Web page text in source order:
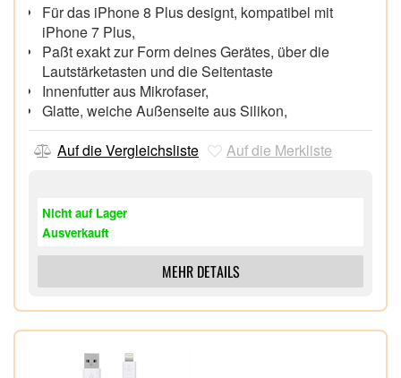
Für das iPhone 8 Plus designt, kompatibel mit
iPhone 7 Plus,
Paßt exakt zur Form deines Gerätes, über die
Lautstärketasten und die Seitentaste
Innenfutter aus Mikrofaser,
Glatte, weiche Außenseite aus Silikon,
Auf die Vergleichsliste
Auf die Merkliste
Nicht auf Lager
Ausverkauft
MEHR DETAILS